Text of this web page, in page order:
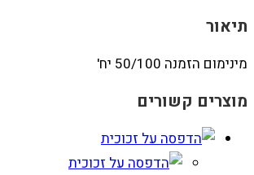
תיאור
מינימום הזמנה 50/100 יח'
מוצרים קשורים